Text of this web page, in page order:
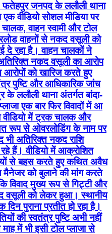
जनपद के ललौली थाना
वीडियो सोशल मीडिया पर
चालक, वाहन स्वामी और टोल
वाहनों से नकद वसूली को
दे रहा है। वाहन चालकों ने
नकद वसूली का आरोप
को खारिज करते हुए
पुष्टि और आधिकारिक जांच
ललौली थाना अंतर्गत बांदा-
एक बार फिर विवादों में आ
वीडियो में ट्रक चालक और
रूप से ओवरलोडिंग के नाम पर
अतिरिक्त नकद राशि
हैं। वीडियो में आक्रोशित
से बहस करते हुए कथित अवैध
को बुलाने की मांग करते
विवाद मुख्य रूप से गिट्टी और
वसूली को लेकर हुआ। स्थानीय
पुराना प्रतीत हो रहा है।
की स्वतंत्र पुष्टि अभी नहीं
में भी इसी टोल प्लाजा से